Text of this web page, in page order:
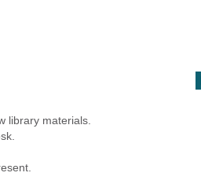
library materials.